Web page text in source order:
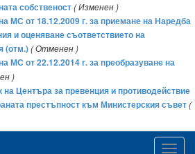
собственост( Изменен )
МС от 18.12.2009 г. за приемане на Наредба
и оценяване съответствието на
(отм.)( Отменен )
МС от 22.12.2014 г. за преобразуване на
)
на Центъра за превенция и противодействие
престъпност към Министерския съвет(